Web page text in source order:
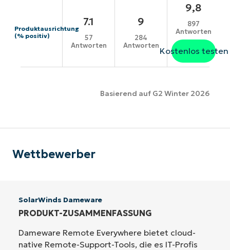
Produktausrichtung
(% positiv)
7.1
57
Antworten
9
284
Antworten
9,8
897
Antworten
Kostenlos testen
Basierend auf G2 Winter 2026
Wettbewerber
SolarWinds Dameware
PRODUKT-ZUSAMMENFASSUNG
Dameware Remote Everywhere bietet cloud-
native Remote-Support-Tools, die es IT-Profis